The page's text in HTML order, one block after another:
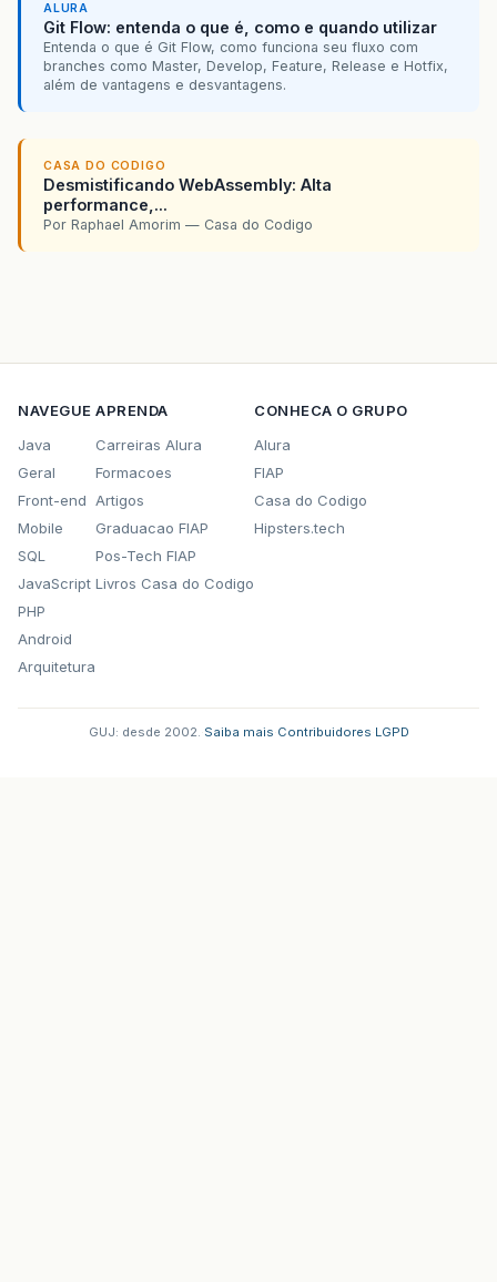
ALURA
Git Flow: entenda o que é, como e quando utilizar
Entenda o que é Git Flow, como funciona seu fluxo com
branches como Master, Develop, Feature, Release e Hotfix,
além de vantagens e desvantagens.
CASA DO CODIGO
Desmistificando WebAssembly: Alta
performance,...
Por Raphael Amorim — Casa do Codigo
NAVEGUE
Java
Geral
Front-end
Mobile
SQL
JavaScript
PHP
Android
Arquitetura
APRENDA
Carreiras Alura
Formacoes
Artigos
Graduacao FIAP
Pos-Tech FIAP
Livros Casa do Codigo
CONHECA O GRUPO
Alura
FIAP
Casa do Codigo
Hipsters.tech
GUJ: desde 2002. Saiba mais Contribuidores LGPD